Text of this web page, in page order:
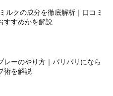
ルクの成分を徹底解析｜口コミ
すすめかを解説
レーのやり方｜パリパリになら
術を解説